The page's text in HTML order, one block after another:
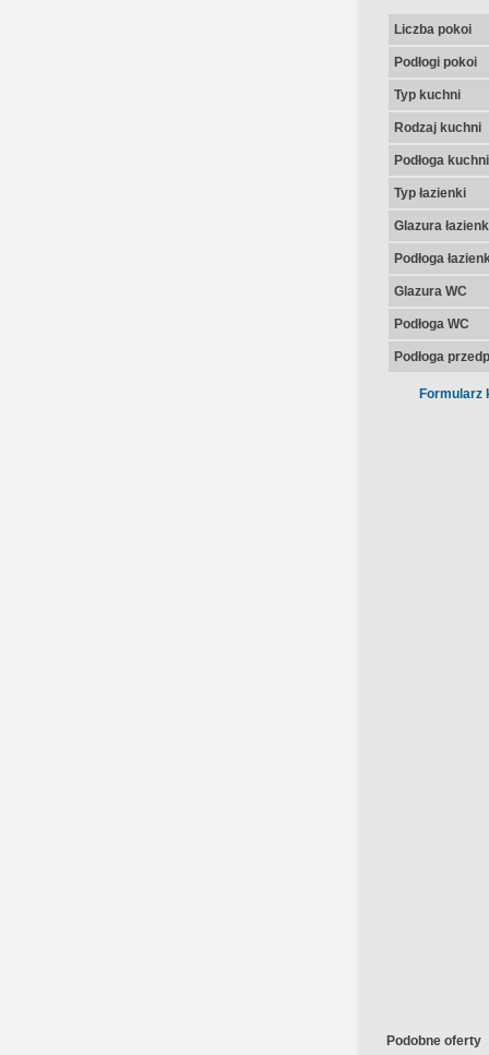
Liczba pokoi
Podłogi pokoi
Typ kuchni
Rodzaj kuchni
Podłoga kuchni
Typ łazienki
Glazura
Podłoga
Glazura WC
Podłoga WC
Podłoga
Formularz
Podobne oferty